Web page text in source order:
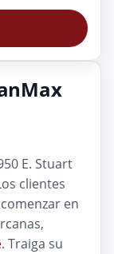
E. Stuart
clientes
en
. Traiga su